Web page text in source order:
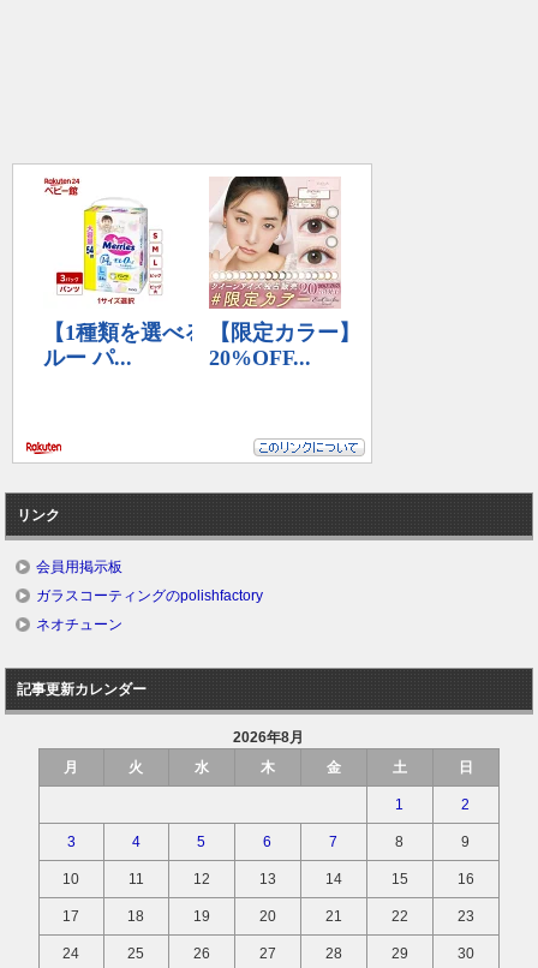
リンク
会員用掲示板
ガラスコーティングのpolishfactory
ネオチューン
記事更新カレンダー
2026年8月
月
火 水 木 金 土 日
1 2
3 4 5 6 7 8 9
10 11 12 13 14 15 16
17 18 19 20 21 22 23
24 25 26 27 28 29 30